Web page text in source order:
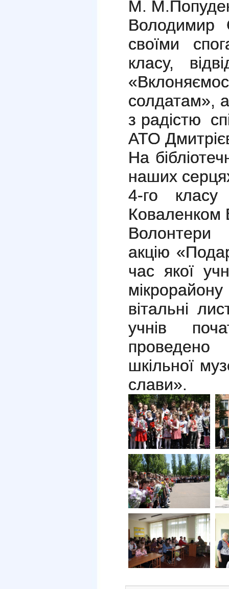
М.
Володимир
своїми
класу,
«
солдатам»,
з радістю
АТО
На
наших
4-го
Коваленком
Волонтери
акцію
час якої
вітальні
учнів
проведено
шкільної
слави».